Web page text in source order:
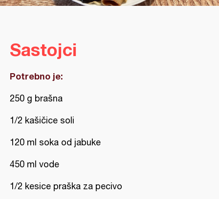
Sastojci
Potrebno je:
250 g brašna
1/2 kašičice soli
120 ml soka od jabuke
450 ml vode
1/2 kesice praška za pecivo